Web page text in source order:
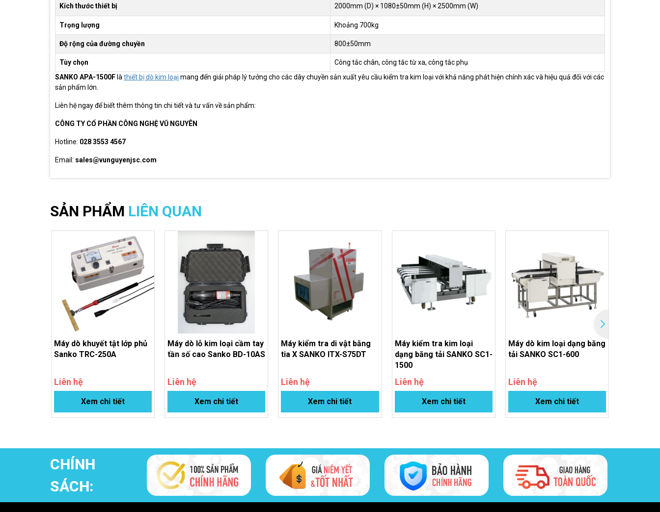
Kích thước thiết bị 2000mm (D) × 1080±50mm (H) × 2500mm (W)
Trọng lượng Khoảng 700kg
Độ rộng của đường chuyền 800±50mm
Tùy chọn
Công tắc chân, công tắc từ xa, công tắc phụ
SANKO APA-1500Flà thiết bị dò kim loại mang đến giải pháp lý tưởng cho các dây chuyền sản xuất yêu cầu kiểm tra kim loại với khả năng phát hiện chính xác và hiệu quả đối với các
sản phẩm lớn.
Liên hệ ngay để biết thêm thông tin chi tiết và tư vấn về sản phẩm:
CÔNG TY CỔ PHẦN CÔNG NGHỆ VŨ NGUYÊN
Hotline: 028 3553 4567
Email: sales@vunguyenjsc.com
SẢN PHẨM LIÊN QUAN
Máy dò khuyết tật lớp phủ
Sanko TRC-250A
Liên hệ
Xem chi tiết
Máy dò lỗ kim loại cầm tay
tần số cao Sanko BD-10AS
Liên hệ
Xem chi tiết
Máy kiểm tra di vật bằng
tia X SANKO ITX-S75DT
Liên hệ
Xem chi tiết
Máy kiểm tra kim loại
dạng băng tải SANKO SC1-
1500
Liên hệ
Xem chi tiết
Máy dò kim loại dạng băng
tải SANKO SC1-600
Liên hệ
Xem chi tiết
CHÍNH
SÁCH: